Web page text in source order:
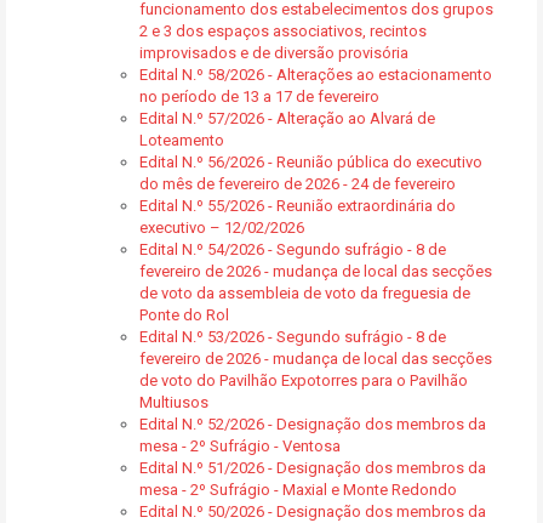
funcionamento dos estabelecimentos dos grupos
2 e 3 dos espaços associativos, recintos
improvisados e de diversão provisória
Edital N.º 58/2026 - Alterações ao estacionamento
no período de 13 a 17 de fevereiro
Edital N.º 57/2026 - Alteração ao Alvará de
Loteamento
Edital N.º 56/2026 - Reunião pública do executivo
do mês de fevereiro de 2026 - 24 de fevereiro
Edital N.º 55/2026 - Reunião extraordinária do
executivo – 12/02/2026
Edital N.º 54/2026 - Segundo sufrágio - 8 de
fevereiro de 2026 - mudança de local das secções
de voto da assembleia de voto da freguesia de
Ponte do Rol
Edital N.º 53/2026 - Segundo sufrágio - 8 de
fevereiro de 2026 - mudança de local das secções
de voto do Pavilhão Expotorres para o Pavilhão
Multiusos
Edital N.º 52/2026 - Designação dos membros da
mesa - 2º Sufrágio - Ventosa
Edital N.º 51/2026 - Designação dos membros da
mesa - 2º Sufrágio - Maxial e Monte Redondo
Edital N.º 50/2026 - Designação dos membros da